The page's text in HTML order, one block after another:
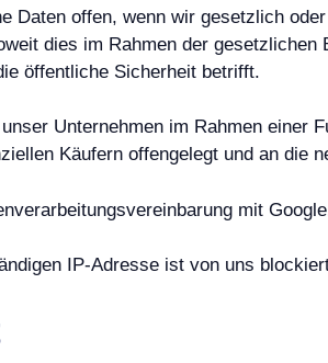
Daten offen, wenn wir gesetzlich
dies im Rahmen der
öffentliche Sicherheit betrifft.
Unternehmen im Rahmen einer
Käufern offengelegt und an die
mit
IP-Adresse ist von uns